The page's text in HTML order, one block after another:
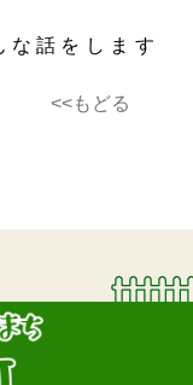
な話をします
<<もどる